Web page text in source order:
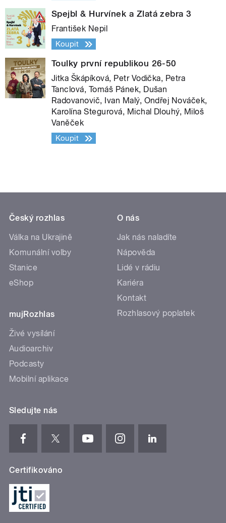
Spejbl & Hurvínek a Zlatá zebra 3
František Nepil
Koupit
Toulky první republikou 26-50
Jitka Škápíková, Petr Vodička, Petra
Tanclová, Tomáš Pánek, Dušan
Radovanovič, Ivan Malý, Ondřej Nováček,
Karolína Stegurová, Michal Dlouhý, Miloš
Vaněček
Koupit
Český rozhlas
Válka na Ukrajině
Komunální volby
Stanice
eShop
mujRozhlas
Živé vysílání
Audioarchiv
Podcasty
Mobilní aplikace
O nás
Jak nás naladíte
Nápověda
Lidé v rádiu
Kariéra
Kontakt
Rozhlasový poplatek
Sledujte nás
Certifikováno